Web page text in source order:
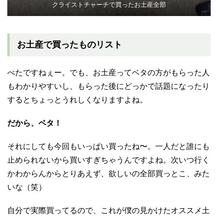
クライストチャーチで買ったお土産全部
お土産で買ったものリスト
べたですねぇー。でも、お土産ってベタの方がもらった人
もわかりやすいし、もらった後にどっかで話題になったり
するとちょっとうれしくなりますよね。
だから、ベタ！
それにしても今回もいっぱい買ったね〜。一人だと誰にも
止められないから買いすぎちゃうんですよね。次いつ行く
かわからんからとりあえず、欲しいの全部買っとこ、みた
いな（笑）
自分で実際買ってるので、これが僕の見かけたオススメ土